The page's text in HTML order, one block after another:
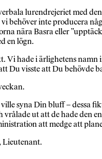
lurendrejeriet med
behöver inte producera
nära Basra eller
en lögn.
Vi hade i ärlighetens
Du visste att Du behövde
syna Din bluff – dessa
vrålade ut att de hade
att medge att
Lieutenant.